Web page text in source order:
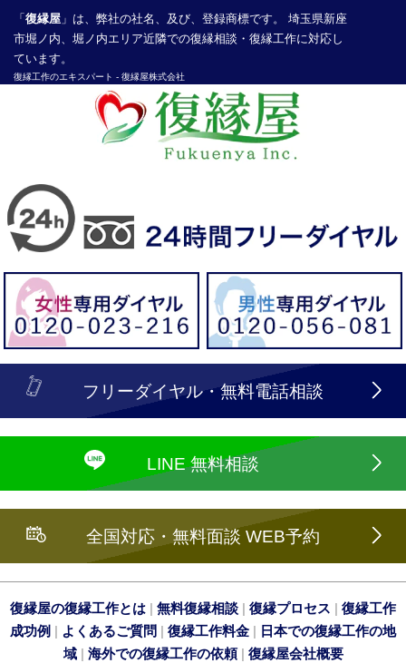
「 復縁屋 」は、弊社の社名、及び、登録商標です。 埼玉県新座
市堀ノ内、堀ノ内エリア近隣での復縁相談・復縁工作に対応し
ています。
復縁工作のエキスパート - 復縁屋株式会社
探偵業届出登録番号30210286号
フリーダイヤル・無料電話相談
LINE 無料相談
全国対応・無料面談 WEB予約
復縁屋の復縁工作とは | 無料復縁相談 | 復縁プロセス | 復縁工作
成功例 | よくあるご質問 | 復縁工作料金 | 日本での復縁工作の地
域| 海外での復縁工作の依頼| 復縁屋会社概要